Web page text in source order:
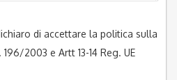
di accettare la politica sulla
2003 e Artt 13-14 Reg. UE